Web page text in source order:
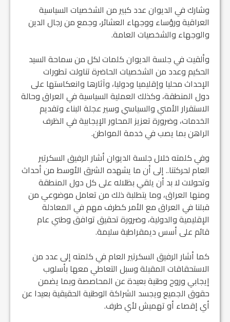
وشارك في الديوان عدد كبير من الشخصيات السياسية
العراقية ورؤساء ووجهاء العشائر، وجمع من رجال الدين
والوجهاء والشخصيات العامة.
وألقيت في جلسة الديوان كلمات لكل من سماحة السيد
الحكيم وعدد من الشخصيات الحاضرة تناولت تطورات
الإحداث محليا وإقليميا ودوليا، وآثارها وانعكاستها على
دول المنطقة، وكذلك العملية السياسية في العراق وحالة
الاستقرار الأمني والسياسي وسير عجلة البناء وتقديم
الخدمات، وضرورة تعزيز المحاور الإيجابية في الظرف
الراهن بما يصب في خدمة المواطن.
وفي كلمته خلال جلسة الديوان أشار الرفيق السكرتير
العام لحركتنا.. إلى أن ما يشهده الشرق الأوسط من أحداث
وتحولات لا بد أن يلقي بظلاله على كل دول المنطقة
ومنها العراق، وما يتطلبة ذلك من تعامل موضوعي من
قبلنا في العراق مع الأمر كطرف مهم في المعادلة
الإقليمية والدولية، وضرورة تحقيق توافق وطني عام
قائم على أسس ديمقراطية سليمة.
كما أشار الرفيق السكرتير العام في كلمته إلى عدد من
الاستحقاقات المقبلة وسبل التعاطي معها بأسلوب
إيجابي وروح وطنية بعيدة عن المحاصصة وبما يضمن
حقوق الجميع ويجسد الشراكة الوطنية الحقيقية بعيدا عن
أي إقصاء أو تهميش لأي طرف.